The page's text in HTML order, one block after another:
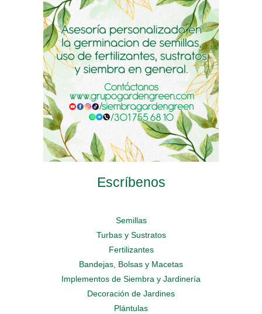
be
chosen
on
the
product
page
may
chosen
on
the
product
page
may
be
chosen
on
the
product
page
Escríbenos
Semillas
Turbas y Sustratos
Fertilizantes
Bandejas, Bolsas y Macetas
Implementos de Siembra y Jardinería
Decoración de Jardines
Plántulas